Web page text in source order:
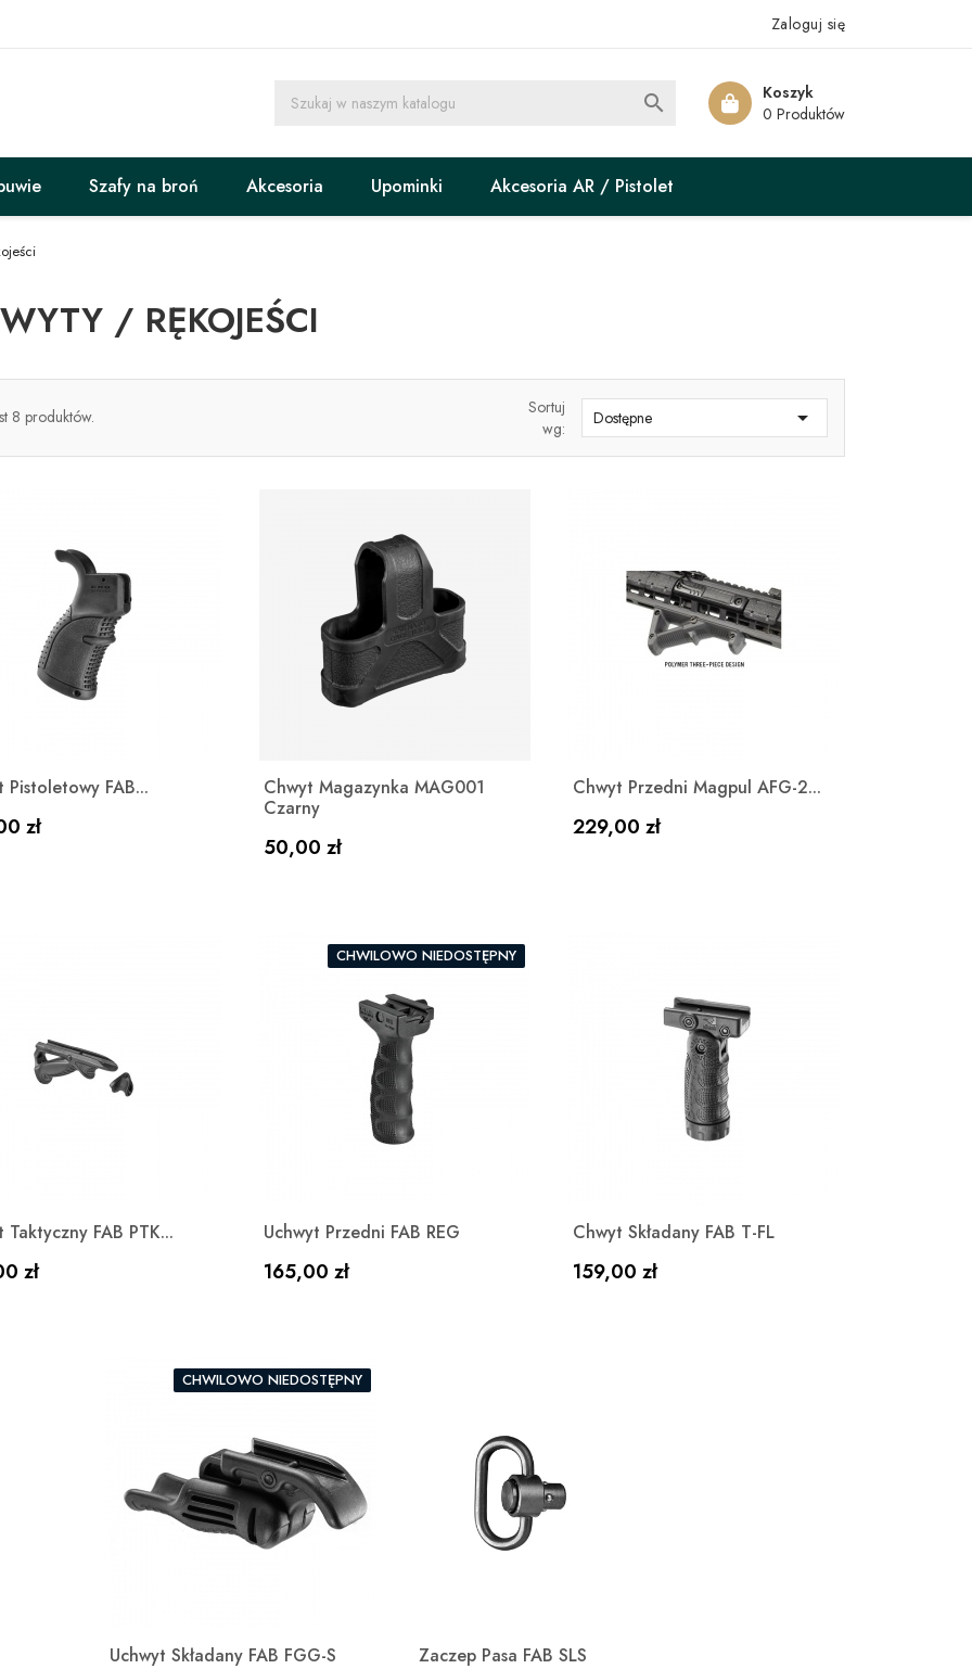
Zaloguj się
Koszyk
0 Produktów

Szafy na broń Akcesoria Upominki Akcesoria AR / Pistolet
/ RĘKOJEŚCI
8 produktów.
Sortuj
wg:
Dostępne 
Szybki podgląd
Pistoletowy FAB...
zł
Szybki podgląd
Chwyt Magazynka MAG001
Czarny
Cena
50,00 zł
Szybki podgląd
Chwyt Przedni Magpul AFG-2...
Cena
229,00 zł
Szybki podgląd
Taktyczny FAB PTK...
zł
CHWILOWO NIEDOSTĘPNY
Szybki podgląd
Uchwyt Przedni FAB REG
Cena
165,00 zł
Szybki podgląd
Chwyt Składany FAB T-FL
Cena
159,00 zł
CHWILOWO NIEDOSTĘPNY
Szybki podgląd
Uchwyt Składany FAB FGG-S Szybki podgląd
Zaczep Pasa FAB SLS